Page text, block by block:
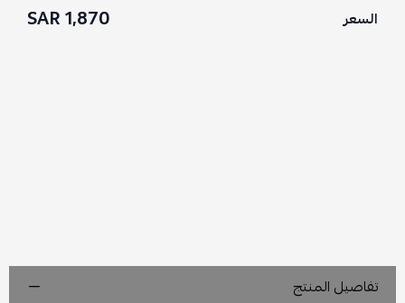
السعر 1,870 SAR
تفاصيل المنتج